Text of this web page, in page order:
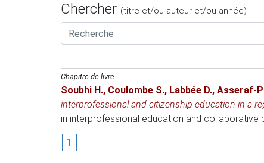
Chercher (titre et/ou auteur et/ou année)
Chapitre de livre
Soubhi H., Coulombe S., Labbée D., Asseraf-
interprofessional and citizenship education in a
in interprofessional education and collaborative
1